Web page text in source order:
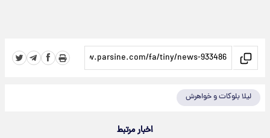
لیلا بلوکات و خواهرش
اخبار مرتبط